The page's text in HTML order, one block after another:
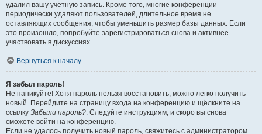
удалил вашу учётную запись. Кроме того, многие конференции
периодически удаляют пользователей, длительное время не
оставляющих сообщения, чтобы уменьшить размер базы данных. Если
это произошло, попробуйте зарегистрироваться снова и активнее
участвовать в дискуссиях.
Вернуться к началу
Я забыл пароль!
Не паникуйте! Хотя пароль нельзя восстановить, можно легко получить
новый. Перейдите на страницу входа на конференцию и щёлкните на
ссылку Забыли пароль?. Следуйте инструкциям, и скоро вы снова
сможете войти на конференцию.
Если не удалось получить новый пароль, свяжитесь с администратором